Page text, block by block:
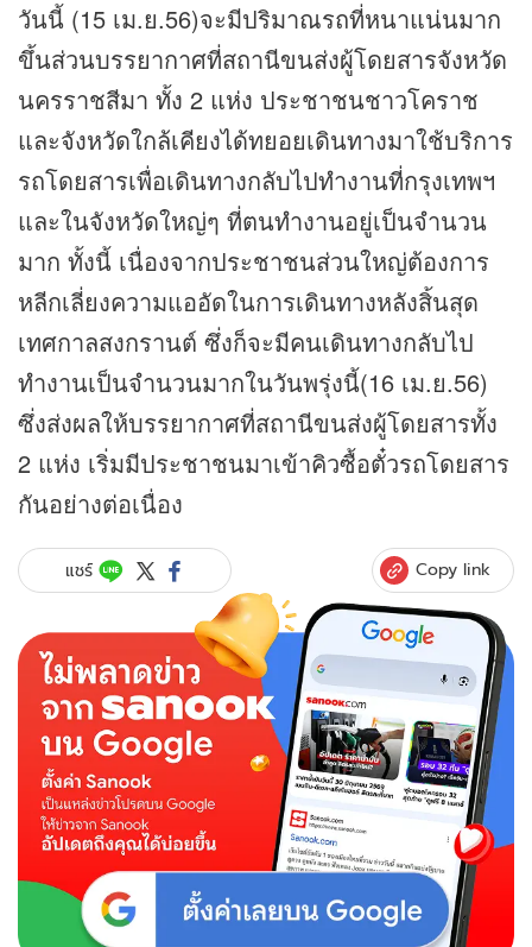
วันนี้ (15 เม.ย.56)จะมีปริมาณรถที่หนาแน่นมาก
ขึ้นส่วนบรรยากาศที่สถานีขนส่งผู้โดยสารจังหวัด
นครราชสีมา ทั้ง 2 แห่ง ประชาชนชาวโคราช
และจังหวัดใกล้เคียงได้ทยอยเดินทางมาใช้บริการ
รถโดยสารเพื่อเดินทางกลับไปทำงานที่กรุงเทพฯ
และในจังหวัดใหญ่ๆ ที่ตนทำงานอยู่เป็นจำนวน
มาก ทั้งนี้ เนื่องจากประชาชนส่วนใหญ่ต้องการ
หลีกเลี่ยงความแออัดในการเดินทางหลังสิ้นสุด
เทศกาลสงกรานต์ ซึ่งก็จะมีคนเดินทางกลับไป
ทำงานเป็นจำนวนมากในวันพรุ่งนี้(16 เม.ย.56)
ซึ่งส่งผลให้บรรยากาศที่สถานีขนส่งผู้โดยสารทั้ง
2 แห่ง เริ่มมีประชาชนมาเข้าคิวซื้อตั๋วรถโดยสาร
กันอย่างต่อเนื่อง
แชร์ Copy link